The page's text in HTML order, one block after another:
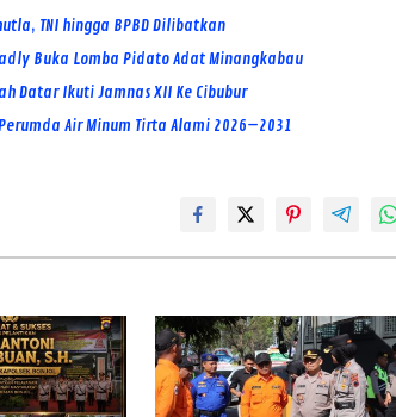
TNI hingga BPBD Dilibatkan
Buka Lomba Pidato Adat Minangkabau
Datar Ikuti Jamnas XII Ke Cibubur
Air Minum Tirta Alami 2026–2031